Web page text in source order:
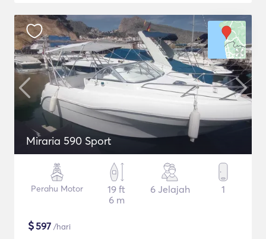
Miraria 590 Sport
Perahu Motor
19 ft
6 m
6 Jelajah 1
$597 /hari